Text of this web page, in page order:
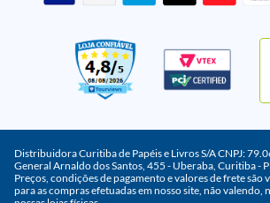
Distribuidora Curitiba de Papéis e Livros S/A CNPJ:
General Arnaldo dos Santos, 455 - Uberaba, Curitiba -
Preços, condições de pagamento e valores de frete são
para as compras efetuadas em nosso site, não valendo,